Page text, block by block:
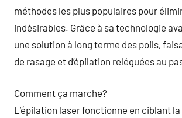
méthodes les plus populaires pour
indésirables. Grâce à sa technologie
une solution à long terme des poils,
de rasage et d’épilation reléguées au
Comment ça marche?
L’épilation laser fonctionne en ciblant